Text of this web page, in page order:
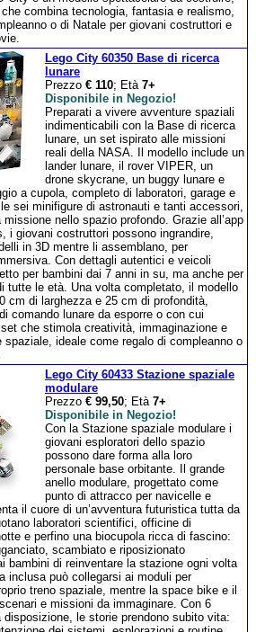
combina tecnologia, fantasia e realismo,
o di Natale per giovani costruttori e
Lego City 60350 Base di ricerca
lunare
Prezzo € 110; Età 7+
Disponibile in Negozio!
Preparati a vivere avventure spaziali
indimenticabili con la Base di ricerca
lunare, un set ispirato alle missioni
reali della NASA. Il modello include un
lander lunare, il rover VIPER, un
drone skycrane, un buggy lunare e
a cupola, completo di laboratori, garage e
sei minifigure di astronauti e tanti accessori,
nello spazio profondo. Grazie all’app
i giovani costruttori possono ingrandire,
in 3D mentre li assemblano, per
Con dettagli autentici e veicoli
per bambini dai 7 anni in su, ma anche per
tutte le età. Una volta completato, il modello
cm di larghezza e 25 cm di profondità,
comando lunare da esporre o con cui
che stimola creatività, immaginazione e
spaziale, ideale come regalo di compleanno o
Lego City 60433 Stazione spaziale
modulare
Prezzo € 99,50; Età 7+
Disponibile in Negozio!
Con la Stazione spaziale modulare i
giovani esploratori dello spazio
possono dare forma alla loro
personale base orbitante. Il grande
anello modulare, progettato come
punto di attracco per navicelle e
il cuore di un’avventura futuristica tutta da
laboratori scientifici, officine di
e perfino una biocupola ricca di fascino:
scambiato e riposizionato
bambini di reinventare la stazione ogni volta
inclusa può collegarsi ai moduli per
treno spaziale, mentre la space bike e il
e missioni da immaginare. Con 6
disposizione, le storie prendono subito vita: